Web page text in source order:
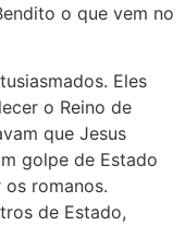
o que vem no
Eles
o Reino de
que Jesus
golpe de Estado
romanos.
de Estado,